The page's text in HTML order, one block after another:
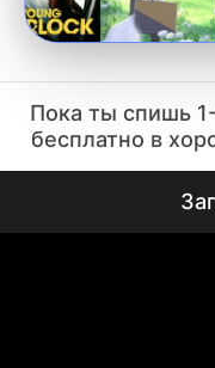
Пока ты спишь
бесплатно в